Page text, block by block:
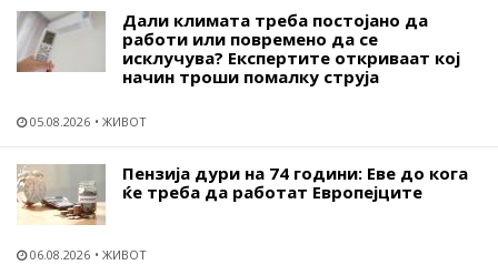
Дали климата треба постојано да
работи или повремено да се
исклучува? Експертите откриваат кој
начин троши помалку струја
05.08.2026 ЖИВОТ
Пензија дури на 74 години: Еве до кога
ќе треба да работат Европејците
06.08.2026 ЖИВОТ